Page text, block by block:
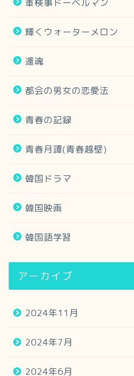
軍検事ドーベルマン
輝くウォーターメロン
還魂
都会の男女の恋愛法
青春の記録
青春月譚(青春越壁)
韓国ドラマ
韓国映画
韓国語学習
アーカイブ
2024年11月
2024年7月
2024年6月